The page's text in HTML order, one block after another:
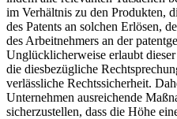
im Verhältnis zu den Produkten,
des Patents an solchen Erlösen,
des Arbeitnehmers an der
Unglücklicherweise erlaubt
die diesbezügliche
verlässliche Rechtssicherheit.
Unternehmen ausreichende
sicherzustellen, dass die Höhe